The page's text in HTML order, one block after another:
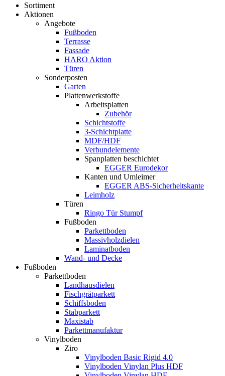
Sortiment
Aktionen
Angebote
Fußboden
Terrasse
Fassade
HARO Aktion
Türen
Sonderposten
Garten
Plattenwerkstoffe
Arbeitsplatten
Zubehör
Schichtstoffe
3-Schichtplatte
MDF/HDF
Verbundelemente
Spanplatten beschichtet
EGGER Eurodekor
Kanten und Umleimer
EGGER ABS-Sicherheitskante
Leimholz
Türen
Ringo Tür Stumpf
Fußboden
Parkettboden
Massivholzdielen
Laminatboden
Wand- und Decke
Fußboden
Parkettboden
Landhausdielen
Fischgrätparkett
Schiffsboden
Stabparkett
Maxistab
Parkettmanufaktur
Vinylboden
Ziro
Vinylboden Basic Rigid 4.0
Vinylboden Vinylan Plus HDF